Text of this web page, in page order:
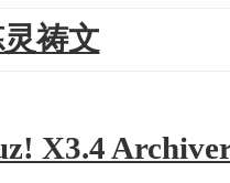
祷文
X3.4